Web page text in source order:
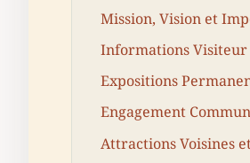
Mission, Vision et
Informations Visiteur
Expositions
Engagement
Attractions Voisines